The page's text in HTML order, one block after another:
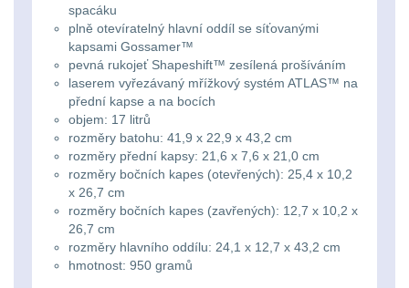
baterie
Svítilny
18650
baterie
Svítilny
zbraně
Hydratační
Pouzdra
Kapsy
Peněženky
optiku
Potápačské svetlá
Kapesní svítilny4
Policejní svítilny 4
Vyhledávací svítilny5
Lovecké svítilny
Nabíjacie baterky6
spacáku
plně otevíratelný hlavní oddíl se síťovanými
kapsami Gossamer™
pevná rukojeť Shapeshift™ zesílená prošíváním
laserem vyřezávaný mřížkový systém ATLAS™ na
přední kapse a na bocích
objem: 17 litrů
rozměry batohu: 41,9 x 22,9 x 43,2 cm
rozměry přední kapsy: 21,6 x 7,6 x 21,0 cm
rozměry bočních kapes (otevřených): 25,4 x 10,2
x 26,7 cm
rozměry bočních kapes (zavřených): 12,7 x 10,2 x
26,7 cm
rozměry hlavního oddílu: 24,1 x 12,7 x 43,2 cm
hmotnost: 950 gramů